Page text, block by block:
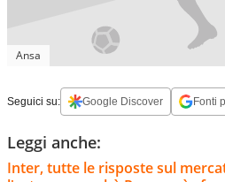
Ansa
Seguici su: Google Discover Fonti
Leggi anche:
Inter, tutte le risposte sul